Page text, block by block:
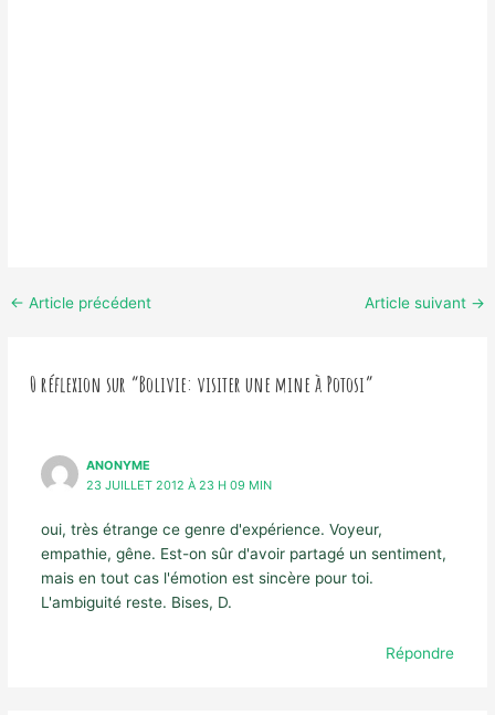
← Article précédent Article suivant →
0 réflexion sur “Bolivie: visiter une mine à Potosi”
ANONYME
23 JUILLET 2012 À 23 H 09 MIN
oui, très étrange ce genre d'expérience. Voyeur,
empathie, gêne. Est-on sûr d'avoir partagé un sentiment,
mais en tout cas l'émotion est sincère pour toi.
L'ambiguité reste. Bises, D.
Répondre